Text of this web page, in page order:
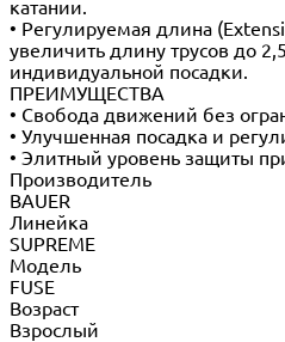
катании.
• Регулируемая длина
увеличить длину трусов до
индивидуальной посадки.
ПРЕИМУЩЕСТВА
• Свобода движений без
• Улучшенная посадка и
• Элитный уровень защиты
Производитель
BAUER
Линейка
SUPREME
Модель
FUSE
Возраст
Взрослый